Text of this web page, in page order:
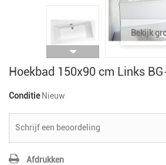
Bekijk
Hoekbad 150x90 cm Links
Conditie Nieuw
Schrijf een beoordeling
Afdrukken